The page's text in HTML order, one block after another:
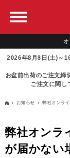
2026年8月8日(土)～
お盆前出荷のご注文締
ご注文に関し
お知らせ 弊社オンラ
弊社オンラ
が届かない